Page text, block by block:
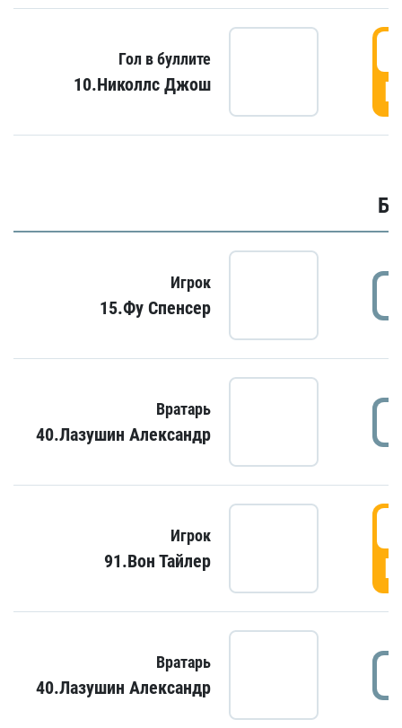
Гол в буллите
10.Николлс Джош
Игрок
15.Фу Спенсер
Вратарь
40.Лазушин Александр
Игрок
91.Вон Тайлер
Вратарь
40.Лазушин Александр